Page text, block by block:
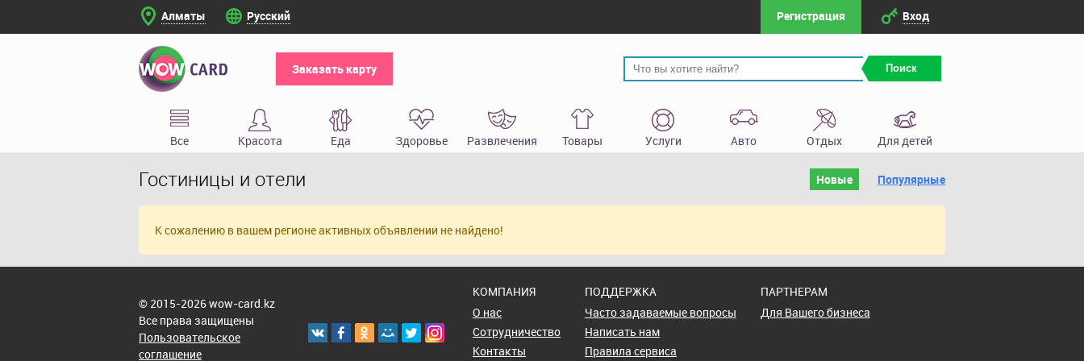
Алматы Русский Регистрация Вход
Заказать карту Поиск
Все Красота Еда Здоровье Развлечения Товары Услуги Авто Отдых Для детей
Гостиницы и отели Новые Популярные
К сожалению в вашем регионе активных объявлении не найдено!
© 2015-2026 wow-card.kz
Все права защищены
Пользовательское
соглашение
КОМПАНИЯ
О нас
Сотрудничество
Контакты
ПОДДЕРЖКА
Часто задаваемые вопросы
Написать нам
Правила сервиса
ПАРТНЕРАМ
Для Вашего бизнеса